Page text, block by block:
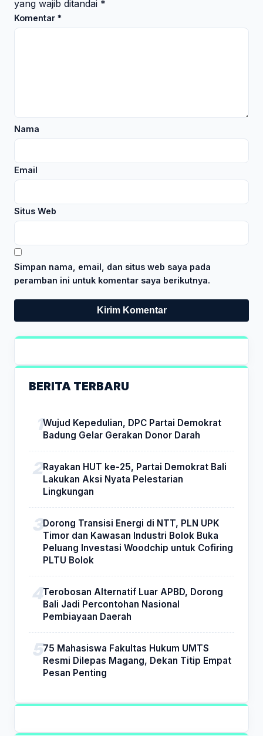
yang wajib ditandai *
Komentar *
Nama
Email
Situs Web
Simpan nama, email, dan situs web saya pada
peramban ini untuk komentar saya berikutnya.
BERITA TERBARU
Wujud Kepedulian, DPC Partai Demokrat
Badung Gelar Gerakan Donor Darah
Rayakan HUT ke-25, Partai Demokrat Bali
Lakukan Aksi Nyata Pelestarian
Lingkungan
Dorong Transisi Energi di NTT, PLN UPK
Timor dan Kawasan Industri Bolok Buka
Peluang Investasi Woodchip untuk Cofiring
PLTU Bolok
Terobosan Alternatif Luar APBD, Dorong
Bali Jadi Percontohan Nasional
Pembiayaan Daerah
75 Mahasiswa Fakultas Hukum UMTS
Resmi Dilepas Magang, Dekan Titip Empat
Pesan Penting